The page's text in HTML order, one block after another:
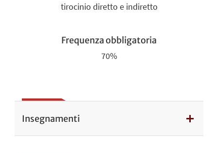
tirocinio diretto e indiretto
Frequenza obbligatoria
70%
Insegnamenti